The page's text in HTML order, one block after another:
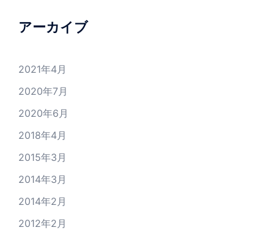
アーカイブ
2021年4月
2020年7月
2020年6月
2018年4月
2015年3月
2014年3月
2014年2月
2012年2月